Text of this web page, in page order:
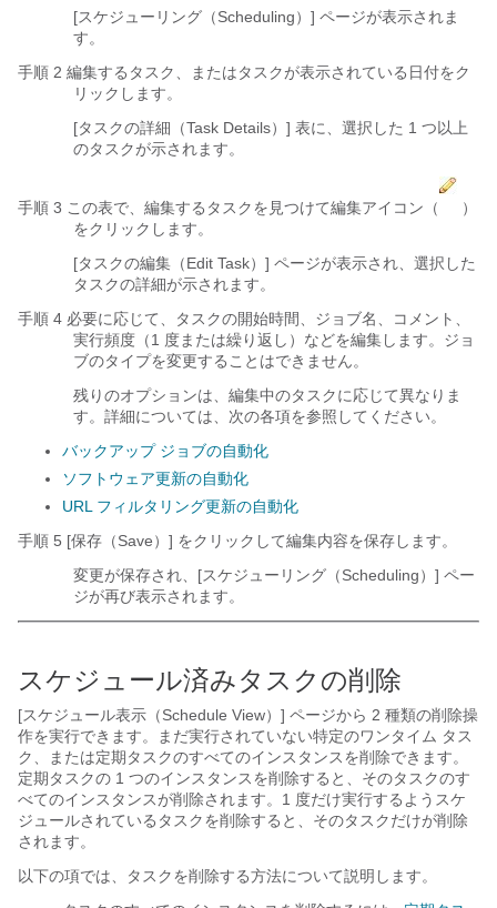
[スケジューリング（Scheduling）] ページが表示されま
す。
手順 2 編集するタスク、またはタスクが表示されている日付をク
リックします。
[タスクの詳細（Task Details）] 表に、選択した 1 つ以上
のタスクが示されます。
手順 3 この表で、編集するタスクを見つけて編集アイコン（
）
をクリックします。
[タスクの編集（Edit Task）] ページが表示され、選択した
タスクの詳細が示されます。
手順 4 必要に応じて、タスクの開始時間、ジョブ名、コメント、
実行頻度（1 度または繰り返し）などを編集します。ジョ
ブのタイプを変更することはできません。
残りのオプションは、編集中のタスクに応じて異なりま
す。詳細については、次の各項を参照してください。
バックアップ ジョブの自動化
ソフトウェア更新の自動化
URL フィルタリング更新の自動化
手順 5 [保存（Save）] をクリックして編集内容を保存します。
変更が保存され、[スケジューリング（Scheduling）] ペー
ジが再び表示されます。
スケジュール済みタスクの削除
[スケジュール表示（Schedule View）] ページから 2 種類の削除操
作を実行できます。まだ実行されていない特定のワンタイム タス
ク、または定期タスクのすべてのインスタンスを削除できます。
定期タスクの 1 つのインスタンスを削除すると、そのタスクのす
べてのインスタンスが削除されます。1 度だけ実行するようスケ
ジュールされているタスクを削除すると、そのタスクだけが削除
されます。
以下の項では、タスクを削除する方法について説明します。